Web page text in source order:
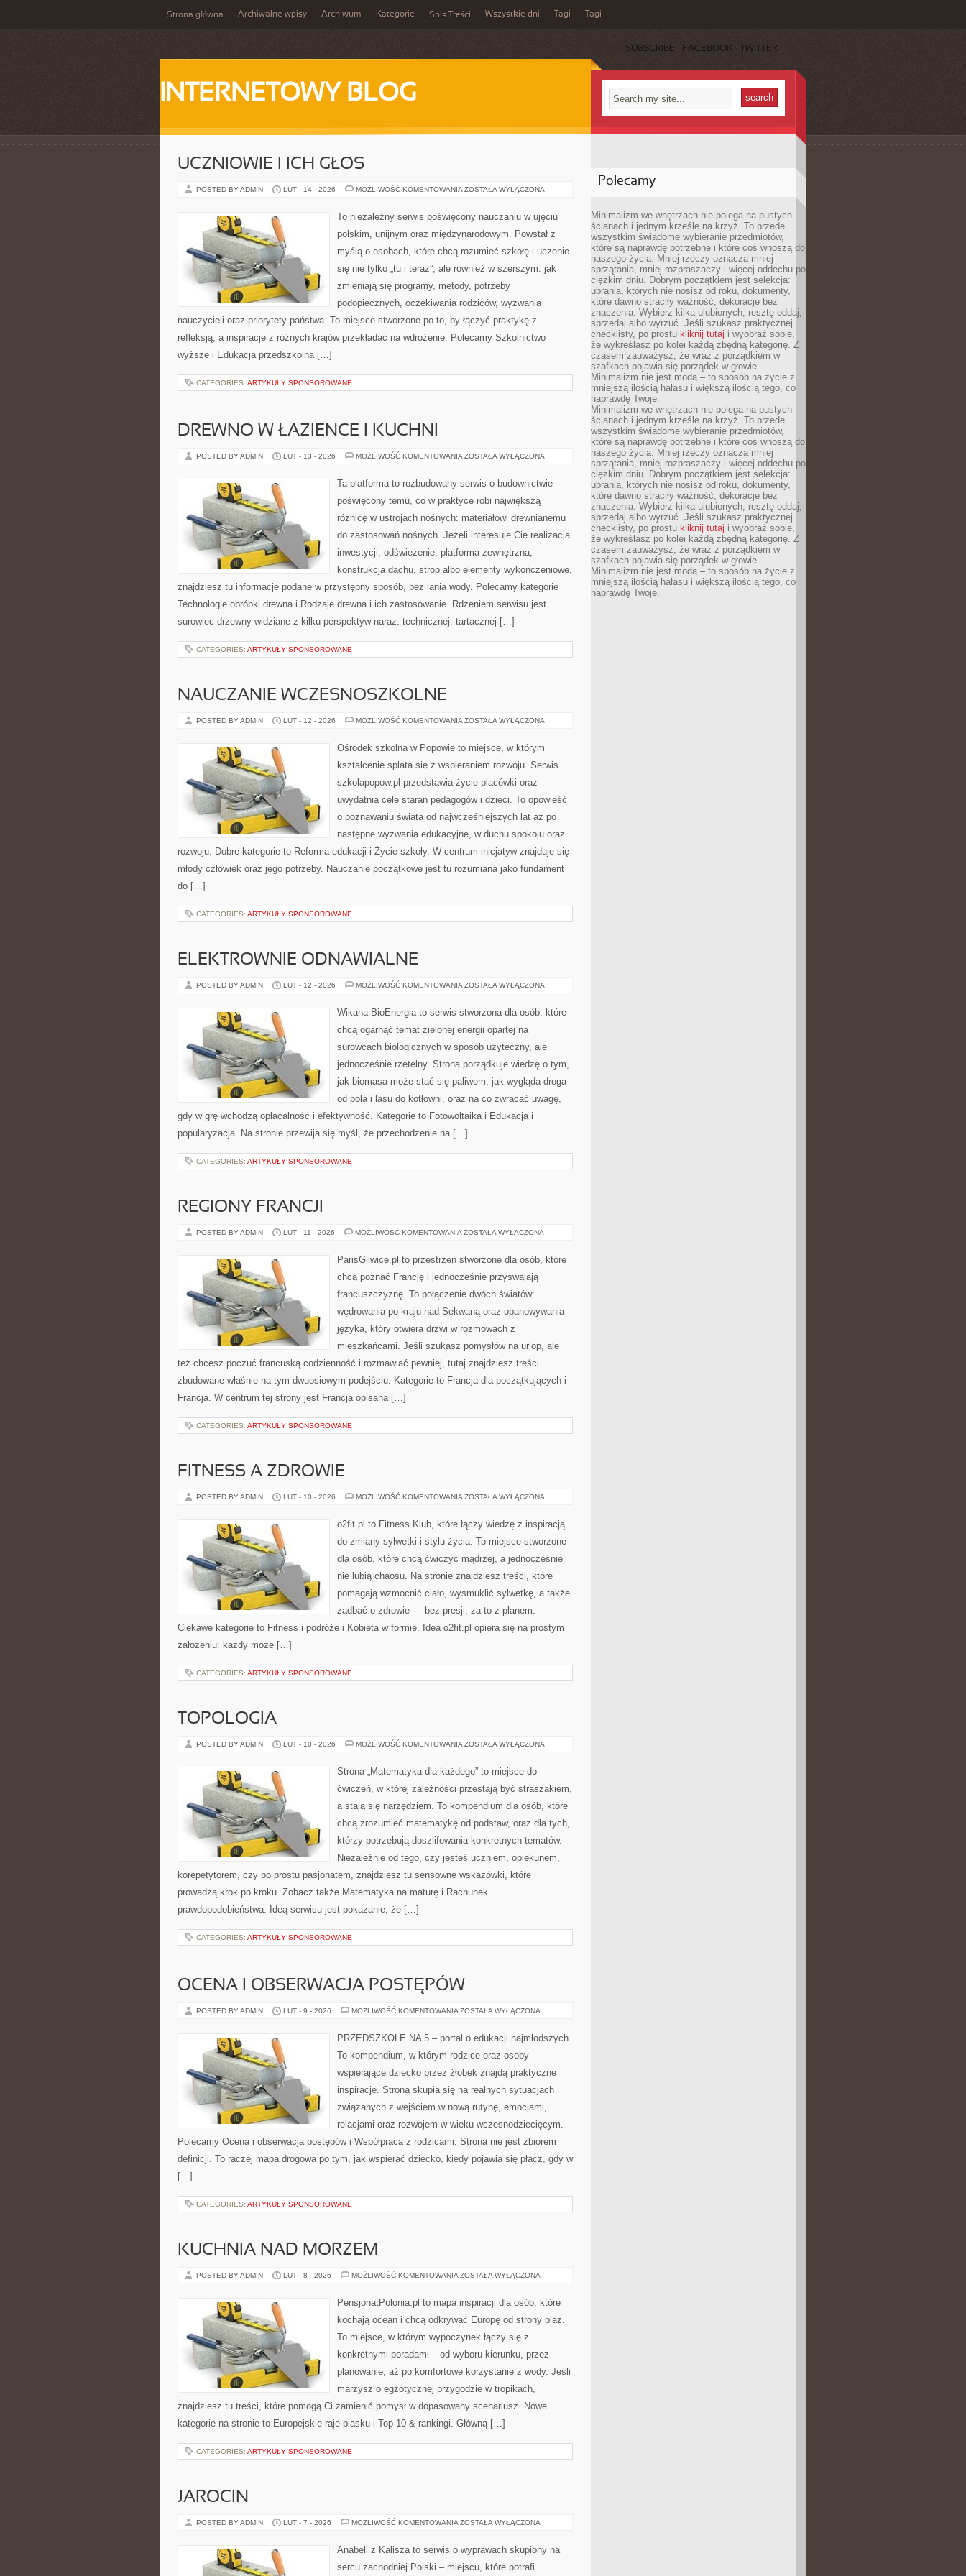
Strona główna Archiwalne wpisy Archiwum Kategorie Spis Treści Wszystkie dni Tagi Tagi
SUBSCRIBE FACEBOOK TWITTER
INTERNETOWY BLOG
UCZNIOWIE I ICH GŁOS
POSTED BY ADMIN LUT - 14 - 2026 MOŻLIWOŚĆ KOMENTOWANIA UCZNIOWIE
ZOSTAŁA WYŁĄCZONA
To niezależny serwis poświęcony nauczaniu w ujęciu
polskim, unijnym oraz międzynarodowym. Powstał z
myślą o osobach, które chcą rozumieć szkołę i uczenie
się nie tylko „tu i teraz”, ale również w szerszym: jak
zmieniają się programy, metody, potrzeby
podopiecznych, oczekiwania rodziców, wyzwania
nauczycieli oraz priorytety państwa. To miejsce stworzone po to, by łączyć praktykę z
refleksją, a inspiracje z różnych krajów przekładać na wdrożenie. Polecamy Szkolnictwo
wyższe i Edukacja przedszkolna […]
CATEGORIES: ARTYKUŁY SPONSOROWANE
DREWNO W ŁAZIENCE I KUCHNI
POSTED BY ADMIN LUT - 13 - 2026 MOŻLIWOŚĆ KOMENTOWANIA DREWNO
KUCHNI
ZOSTAŁA WYŁĄCZONA
Ta platforma to rozbudowany serwis o budownictwie
poświęcony temu, co w praktyce robi największą
różnicę w ustrojach nośnych: materiałowi drewnianemu
do zastosowań nośnych. Jeżeli interesuje Cię realizacja
inwestycji, odświeżenie, platforma zewnętrzna,
konstrukcja dachu, strop albo elementy wykończeniowe,
znajdziesz tu informacje podane w przystępny sposób, bez lania wody. Polecamy kategorie
Technologie obróbki drewna i Rodzaje drewna i ich zastosowanie. Rdzeniem serwisu jest
surowiec drzewny widziane z kilku perspektyw naraz: technicznej, tartacznej […]
CATEGORIES: ARTYKUŁY SPONSOROWANE
NAUCZANIE WCZESNOSZKOLNE
POSTED BY ADMIN LUT - 12 - 2026 MOŻLIWOŚĆ KOMENTOWANIA NAUCZANIE
ZOSTAŁA WYŁĄCZONA
Ośrodek szkolna w Popowie to miejsce, w którym
kształcenie splata się z wspieraniem rozwoju. Serwis
szkolapopow.pl przedstawia życie placówki oraz
uwydatnia cele starań pedagogów i dzieci. To opowieść
o poznawaniu świata od najwcześniejszych lat aż po
następne wyzwania edukacyjne, w duchu spokoju oraz
rozwoju. Dobre kategorie to Reforma edukacji i Życie szkoły. W centrum inicjatyw znajduje się
młody człowiek oraz jego potrzeby. Nauczanie początkowe jest tu rozumiana jako fundament
do […]
CATEGORIES: ARTYKUŁY SPONSOROWANE
ELEKTROWNIE ODNAWIALNE
POSTED BY ADMIN LUT - 12 - 2026 MOŻLIWOŚĆ KOMENTOWANIA ELEKTROWNIE
ZOSTAŁA WYŁĄCZONA
Wikana BioEnergia to serwis stworzona dla osób, które
chcą ogarnąć temat zielonej energii opartej na
surowcach biologicznych w sposób użyteczny, ale
jednocześnie rzetelny. Strona porządkuje wiedzę o tym,
jak biomasa może stać się paliwem, jak wygląda droga
od pola i lasu do kotłowni, oraz na co zwracać uwagę,
gdy w grę wchodzą opłacalność i efektywność. Kategorie to Fotowoltaika i Edukacja i
popularyzacja. Na stronie przewija się myśl, że przechodzenie na […]
CATEGORIES: ARTYKUŁY SPONSOROWANE
REGIONY FRANCJI
POSTED BY ADMIN LUT - 11 - 2026 MOŻLIWOŚĆ KOMENTOWANIA REGIONY
ZOSTAŁA WYŁĄCZONA
ParisGliwice.pl to przestrzeń stworzone dla osób, które
chcą poznać Francję i jednocześnie przyswajają
francuszczyznę. To połączenie dwóch światów:
wędrowania po kraju nad Sekwaną oraz opanowywania
języka, który otwiera drzwi w rozmowach z
mieszkańcami. Jeśli szukasz pomysłów na urlop, ale
też chcesz poczuć francuską codzienność i rozmawiać pewniej, tutaj znajdziesz treści
zbudowane właśnie na tym dwuosiowym podejściu. Kategorie to Francja dla początkujących i
Francja. W centrum tej strony jest Francja opisana […]
CATEGORIES: ARTYKUŁY SPONSOROWANE
FITNESS A ZDROWIE
POSTED BY ADMIN LUT - 10 - 2026 MOŻLIWOŚĆ KOMENTOWANIA FITNESS
ZOSTAŁA WYŁĄCZONA
o2fit.pl to Fitness Klub, które łączy wiedzę z inspiracją
do zmiany sylwetki i stylu życia. To miejsce stworzone
dla osób, które chcą ćwiczyć mądrzej, a jednocześnie
nie lubią chaosu. Na stronie znajdziesz treści, które
pomagają wzmocnić ciało, wysmuklić sylwetkę, a także
zadbać o zdrowie — bez presji, za to z planem.
Ciekawe kategorie to Fitness i podróże i Kobieta w formie. Idea o2fit.pl opiera się na prostym
założeniu: każdy może […]
CATEGORIES: ARTYKUŁY SPONSOROWANE
TOPOLOGIA
POSTED BY ADMIN LUT - 10 - 2026 MOŻLIWOŚĆ KOMENTOWANIA TOPOLOGIA
ZOSTAŁA WYŁĄCZONA
Strona „Matematyka dla każdego” to miejsce do
ćwiczeń, w której zależności przestają być straszakiem,
a stają się narzędziem. To kompendium dla osób, które
chcą zrozumieć matematykę od podstaw, oraz dla tych,
którzy potrzebują doszlifowania konkretnych tematów.
Niezależnie od tego, czy jesteś uczniem, opiekunem,
korepetytorem, czy po prostu pasjonatem, znajdziesz tu sensowne wskazówki, które
prowadzą krok po kroku. Zobacz także Matematyka na maturę i Rachunek
prawdopodobieństwa. Ideą serwisu jest pokazanie, że […]
CATEGORIES: ARTYKUŁY SPONSOROWANE
OCENA I OBSERWACJA POSTĘPÓW
POSTED BY ADMIN LUT - 9 - 2026 MOŻLIWOŚĆ KOMENTOWANIA OCENA
POSTĘPÓW
ZOSTAŁA WYŁĄCZONA
PRZEDSZKOLE NA 5 – portal o edukacji najmłodszych
To kompendium, w którym rodzice oraz osoby
wspierające dziecko przez żłobek znajdą praktyczne
inspiracje. Strona skupia się na realnych sytuacjach
związanych z wejściem w nową rutynę, emocjami,
relacjami oraz rozwojem w wieku wczesnodziecięcym.
Polecamy Ocena i obserwacja postępów i Współpraca z rodzicami. Strona nie jest zbiorem
definicji. To raczej mapa drogowa po tym, jak wspierać dziecko, kiedy pojawia się płacz, gdy w
[…]
CATEGORIES: ARTYKUŁY SPONSOROWANE
KUCHNIA NAD MORZEM
POSTED BY ADMIN LUT - 8 - 2026 MOŻLIWOŚĆ KOMENTOWANIA KUCHNIA
ZOSTAŁA WYŁĄCZONA
PensjonatPolonia.pl to mapa inspiracji dla osób, które
kochają ocean i chcą odkrywać Europę od strony plaż.
To miejsce, w którym wypoczynek łączy się z
konkretnymi poradami – od wyboru kierunku, przez
planowanie, aż po komfortowe korzystanie z wody. Jeśli
marzysz o egzotycznej przygodzie w tropikach,
znajdziesz tu treści, które pomogą Ci zamienić pomysł w dopasowany scenariusz. Nowe
kategorie na stronie to Europejskie raje piasku i Top 10 & rankingi. Główną […]
CATEGORIES: ARTYKUŁY SPONSOROWANE
JAROCIN
POSTED BY ADMIN LUT - 7 - 2026 MOŻLIWOŚĆ KOMENTOWANIA JAROCIN
ZOSTAŁA WYŁĄCZONA
Anabell z Kalisza to serwis o wyprawach skupiony na
sercu zachodniej Polski – miejscu, które potrafi
Polecamy
Minimalizm we wnętrzach nie polega na pustych
ścianach i jednym krześle na krzyż. To przede
wszystkim świadome wybieranie przedmiotów,
które są naprawdę potrzebne i które coś wnoszą do
naszego życia. Mniej rzeczy oznacza mniej
sprzątania, mniej rozpraszaczy i więcej oddechu po
ciężkim dniu. Dobrym początkiem jest selekcja:
ubrania, których nie nosisz od roku, dokumenty,
które dawno straciły ważność, dekoracje bez
znaczenia. Wybierz kilka ulubionych, resztę oddaj,
sprzedaj albo wyrzuć. Jeśli szukasz praktycznej
checklisty, po prostu kliknij tutaj i wyobraź sobie,
że wykreślasz po kolei każdą zbędną kategorię. Z
czasem zauważysz, że wraz z porządkiem w
szafkach pojawia się porządek w głowie.
Minimalizm nie jest modą – to sposób na życie z
mniejszą ilością hałasu i większą ilością tego, co
naprawdę Twoje.
Minimalizm we wnętrzach nie polega na pustych
ścianach i jednym krześle na krzyż. To przede
wszystkim świadome wybieranie przedmiotów,
które są naprawdę potrzebne i które coś wnoszą do
naszego życia. Mniej rzeczy oznacza mniej
sprzątania, mniej rozpraszaczy i więcej oddechu po
ciężkim dniu. Dobrym początkiem jest selekcja:
ubrania, których nie nosisz od roku, dokumenty,
które dawno straciły ważność, dekoracje bez
znaczenia. Wybierz kilka ulubionych, resztę oddaj,
sprzedaj albo wyrzuć. Jeśli szukasz praktycznej
checklisty, po prostu kliknij tutaj i wyobraź sobie,
że wykreślasz po kolei każdą zbędną kategorię. Z
czasem zauważysz, że wraz z porządkiem w
szafkach pojawia się porządek w głowie.
Minimalizm nie jest modą – to sposób na życie z
mniejszą ilością hałasu i większą ilością tego, co
naprawdę Twoje.